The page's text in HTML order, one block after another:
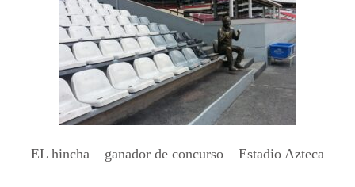
EL hincha – ganador de concurso – Estadio Azteca